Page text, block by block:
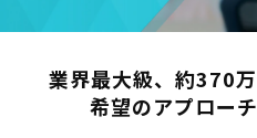
ブ
よくあ
セミ
業界最大級、約370
希望のアプロー